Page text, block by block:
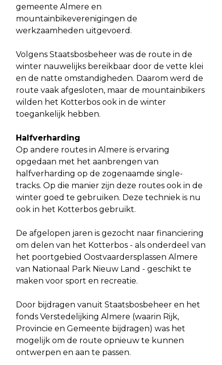
gemeente Almere en
mountainbikeverenigingen de
werkzaamheden uitgevoerd.
Volgens Staatsbosbeheer was de route in de
winter nauwelijks bereikbaar door de vette klei
en de natte omstandigheden. Daarom werd de
route vaak afgesloten, maar de mountainbikers
wilden het Kotterbos ook in de winter
toegankelijk hebben.
Halfverharding
Op andere routes in Almere is ervaring
opgedaan met het aanbrengen van
halfverharding op de zogenaamde single-
tracks. Op die manier zijn deze routes ook in de
winter goed te gebruiken. Deze techniek is nu
ook in het Kotterbos gebruikt.
De afgelopen jaren is gezocht naar financiering
om delen van het Kotterbos - als onderdeel van
het poortgebied Oostvaardersplassen Almere
van Nationaal Park Nieuw Land - geschikt te
maken voor sport en recreatie.
Door bijdragen vanuit Staatsbosbeheer en het
fonds Verstedelijking Almere (waarin Rijk,
Provincie en Gemeente bijdragen) was het
mogelijk om de route opnieuw te kunnen
ontwerpen en aan te passen.